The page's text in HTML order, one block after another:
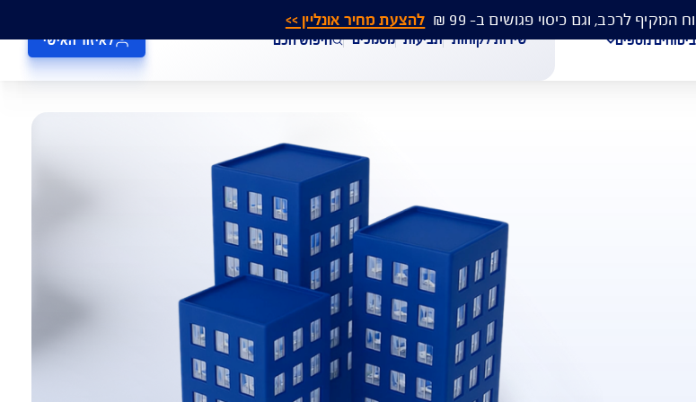
להצעת מחיר אונליין >>
שירות לקוחות תביעות מסמכים חיפוש חכם לאיזור האישי
ביטוח נסיעות לחו"ל
רכישת ביטוח יומי